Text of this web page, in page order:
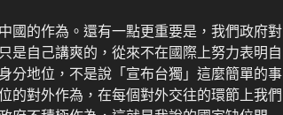
國的作為。還有一點更重要是，我們政府對
是自己講爽的，從來不在國際上努力表明自
分地位，不是說「宣布台獨」這麼簡單的事
的對外作為，在每個對外交往的環節上我們